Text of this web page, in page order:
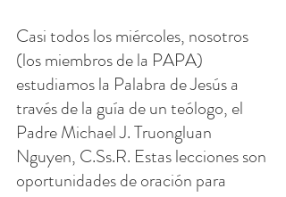
Casi todos los miércoles, nosotros
(los miembros de la PAPA)
estudiamos la Palabra de Jesús a
través de la guía de un teólogo, el
Padre Michael J. Truongluan
Nguyen, C.Ss.R. Estas lecciones son
oportunidades de oración para